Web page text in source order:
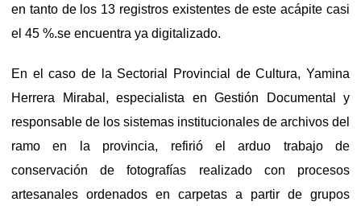
en tanto de los 13 registros existentes de este acápite casi
el 45 %.se encuentra ya digitalizado.
En el caso de la Sectorial Provincial de Cultura, Yamina
Herrera Mirabal, especialista en Gestión Documental y
responsable de los sistemas institucionales de archivos del
ramo en la provincia, refirió el arduo trabajo de
conservación de fotografías realizado con procesos
artesanales ordenados en carpetas a partir de grupos